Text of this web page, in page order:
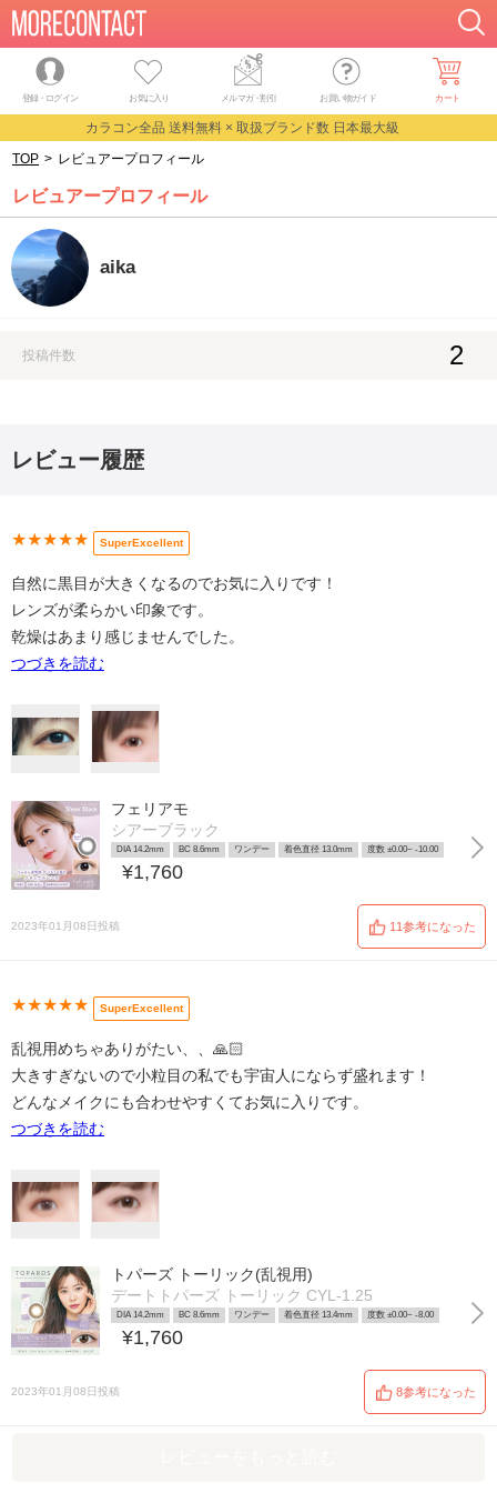
登録・ログイン お気に入り メルマガ・割引 お買い物ガイド カート
カラコン全品 送料無料 × 取扱ブランド数 日本最大級
TOP > レビュアープロフィール
レビュアープロフィール
aika
投稿件数 2
レビュー履歴
★★★★★ SuperExcellent
自然に黒目が大きくなるのでお気に入りです！
レンズが柔らかい印象です。
乾燥はあまり感じませんでした。
つづきを読む
フェリアモ
シアーブラック
DIA 14.2mm BC 8.6mm ワンデー 着色直径 13.0mm 度数 ±0.00~ -10.00
¥1,760
2023年01月08日投稿 11参考になった
★★★★★ SuperExcellent
乱視用めちゃありがたい、、🙏🏻
大きすぎないので小粒目の私でも宇宙人にならず盛れます！
どんなメイクにも合わせやすくてお気に入りです。
つづきを読む
トパーズ トーリック(乱視用)
デートトパーズ トーリック CYL-1.25
DIA 14.2mm BC 8.6mm ワンデー 着色直径 13.4mm 度数 ±0.00~ -8.00
¥1,760
2023年01月08日投稿 8参考になった